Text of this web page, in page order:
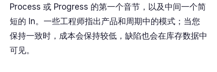
Process 或 Progress 的第一个音节，以及中间一个简
短的 In。一些工程师指出产品和周期中的模式；当您
保持一致时，成本会保持较低，缺陷也会在库存数据中
可见。